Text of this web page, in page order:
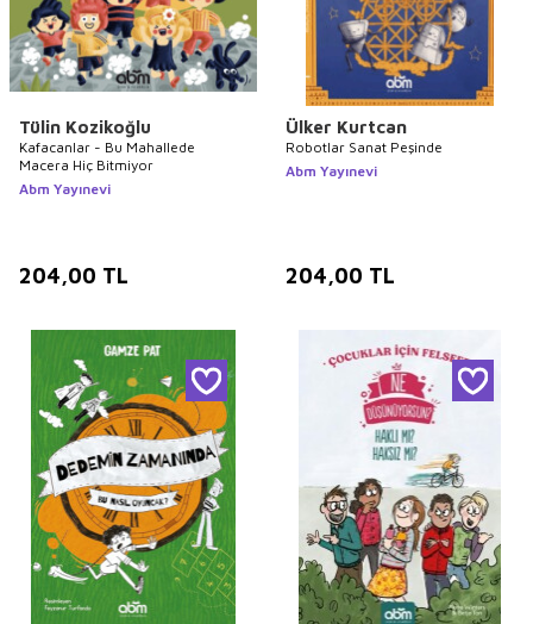
Tülin Kozikoğlu
Kafacanlar - Bu Mahallede
Macera Hiç Bitmiyor
Abm Yayınevi
204,00 TL
Ülker Kurtcan
Robotlar Sanat Peşinde
Abm Yayınevi
204,00 TL